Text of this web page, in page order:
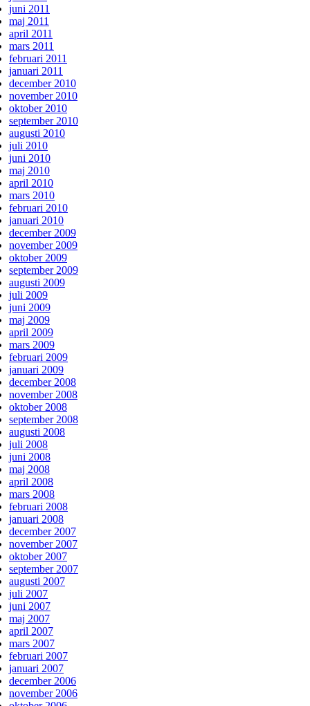
juni 2011
maj 2011
april 2011
mars 2011
februari 2011
januari 2011
december 2010
november 2010
oktober 2010
september 2010
augusti 2010
juli 2010
juni 2010
maj 2010
april 2010
mars 2010
februari 2010
januari 2010
december 2009
november 2009
oktober 2009
september 2009
augusti 2009
juli 2009
juni 2009
maj 2009
april 2009
mars 2009
februari 2009
januari 2009
december 2008
november 2008
oktober 2008
september 2008
augusti 2008
juli 2008
juni 2008
maj 2008
april 2008
mars 2008
februari 2008
januari 2008
december 2007
november 2007
oktober 2007
september 2007
augusti 2007
juli 2007
juni 2007
maj 2007
april 2007
mars 2007
februari 2007
januari 2007
december 2006
november 2006